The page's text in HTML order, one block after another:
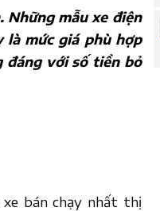
Những mẫu xe điện
mức giá phù hợp
đáng với số tiền bỏ
xe bán chạy nhất thị